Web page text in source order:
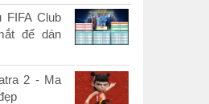
FIFA Club
để dán
2 - Ma